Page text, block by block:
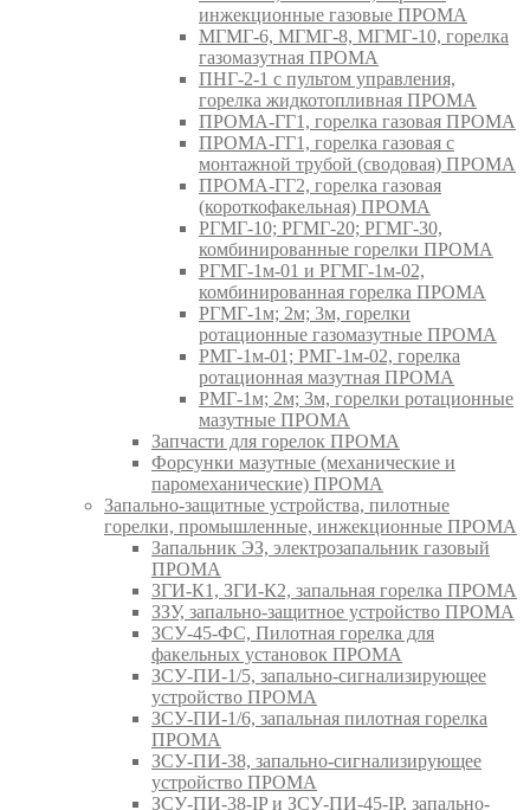
инжекционные газовые ПРОМА
МГМГ-6, МГМГ-8, МГМГ-10, горелка
газомазутная ПРОМА
ПНГ-2-1 с пультом управления,
горелка жидкотопливная ПРОМА
ПРОМА-ГГ1, горелка газовая ПРОМА
ПРОМА-ГГ1, горелка газовая с
монтажной трубой (сводовая) ПРОМА
ПРОМА-ГГ2, горелка газовая
(короткофакельная) ПРОМА
РГМГ-10; РГМГ-20; РГМГ-30,
комбинированные горелки ПРОМА
РГМГ-1м-01 и РГМГ-1м-02,
комбинированная горелка ПРОМА
РГМГ-1м; 2м; 3м, горелки
ротационные газомазутные ПРОМА
РМГ-1м-01; РМГ-1м-02, горелка
ротационная мазутная ПРОМА
РМГ-1м; 2м; 3м, горелки ротационные
мазутные ПРОМА
Запчасти для горелок ПРОМА
Форсунки мазутные (механические и
паромеханические) ПРОМА
Запально-защитные устройства, пилотные
горелки, промышленные, инжекционные ПРОМА
Запальник ЭЗ, электрозапальник газовый
ПРОМА
ЗГИ-К1, ЗГИ-К2, запальная горелка ПРОМА
ЗЗУ, запально-защитное устройство ПРОМА
ЗСУ-45-ФС, Пилотная горелка для
факельных установок ПРОМА
ЗСУ-ПИ-1/5, запально-сигнализирующее
устройство ПРОМА
ЗСУ-ПИ-1/6, запальная пилотная горелка
ПРОМА
ЗСУ-ПИ-38, запально-сигнализирующее
устройство ПРОМА
ЗСУ-ПИ-38-IP и ЗСУ-ПИ-45-IP, запально-